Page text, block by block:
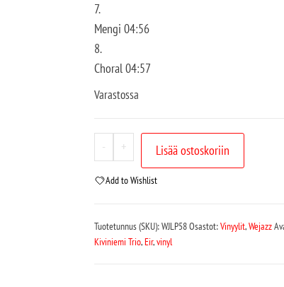
7.
Mengi 04:56
8.
Choral 04:57
Varastossa
- + Lisää ostoskoriin
Add to Wishlist
Tuotetunnus (SKU):WJLP58Osastot:Vinyylit,Wejazz
Kiviniemi Trio,Eir,vinyl